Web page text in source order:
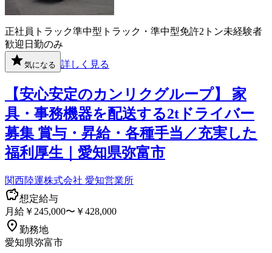
正社員 トラック準中型トラック・準中型免許2トン未経験者
歓迎 日勤のみ
気になる 詳しく見る
【安心安定のカンリクグループ】 家
具・事務機器を配送する2tドライバー
募集 賞与・昇給・各種手当／充実した
福利厚生｜愛知県弥富市
関西陸運株式会社 愛知営業所
想定給与
月給￥245,000〜￥428,000
勤務地
愛知県弥富市